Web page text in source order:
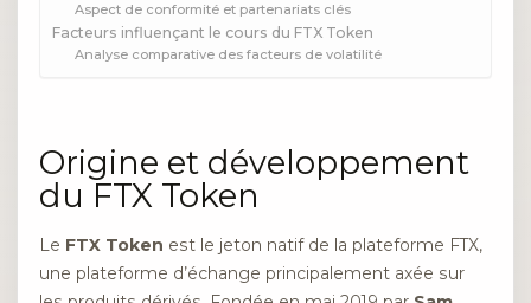
Aspect de conformité et partenariats clés
Facteurs influençant le cours du FTX Token
Analyse comparative des facteurs de volatilité
Origine et développement
du FTX Token
Le FTX Token est le jeton natif de la plateforme FTX,
une plateforme d’échange principalement axée sur